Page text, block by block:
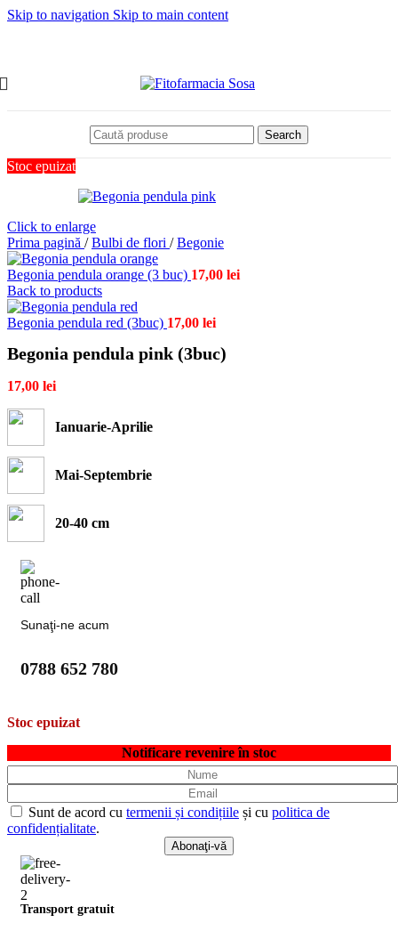
Skip to navigation Skip to main content
Search
Stoc epuizat
Click to enlarge
Prima pagină / Bulbi de flori / Begonie
Begonia pendula orange (3 buc) 17,00 lei
Back to products
Begonia pendula red (3buc) 17,00 lei
Begonia pendula pink (3buc)
17,00 lei
Ianuarie-Aprilie
Mai-Septembrie
20-40 cm
Sunaţi-ne acum
0788 652 780
Stoc epuizat
Notificare revenire în stoc
Sunt de acord cu termenii și condițiile și cu politica de
confidențialitate.
Transport gratuit